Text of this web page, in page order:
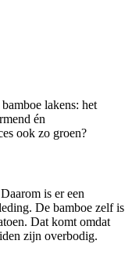
lakens: het
én
ook zo groen?
is er een
De bamboe zelf is
Dat komt omdat
zijn overbodig.